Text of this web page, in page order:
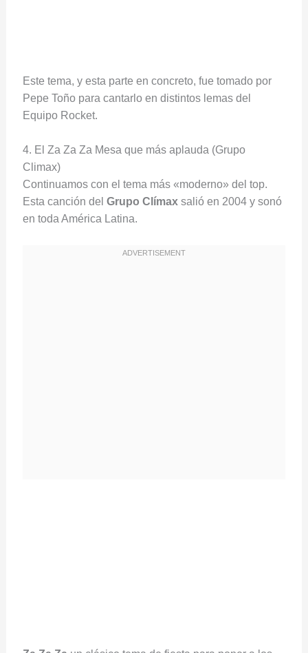
Este tema, y esta parte en concreto, fue tomado por
Pepe Toño para cantarlo en distintos lemas del
Equipo Rocket.
4. El Za Za Za Mesa que más aplauda (Grupo
Climax)
Continuamos con el tema más «moderno» del top.
Esta canción del Grupo Clímaxsalió en 2004 y sonó
en toda América Latina.